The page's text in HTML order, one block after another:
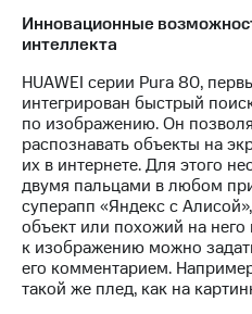
Инновационные
интеллекта
HUAWEI серии Pura 80,
интегрирован быстрый
по изображению. Он
распознавать объекты на
их в интернете. Для этого
двумя пальцами в любом
суперапп «Яндекс с
объект или похожий на него
к изображению можно
его комментарием.
такой же плед, как на